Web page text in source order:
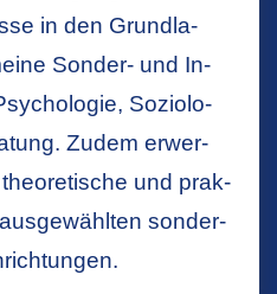
in den Grund­la­
Son­der- und In­
So­zio­lo­
Zudem er­wer­
und prak­
son­der­